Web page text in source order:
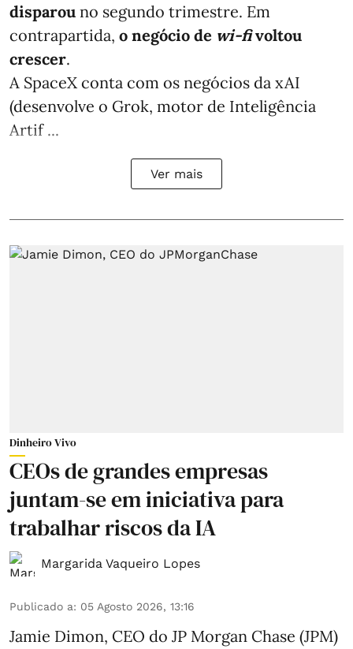
disparou no segundo trimestre. Em
contrapartida, o negócio de wi-fivoltou
crescer.
A SpaceX conta com os negócios da xAI
(desenvolve o Grok, motor de Inteligência
Artif ...
Ver mais
Dinheiro Vivo
CEOs de grandes empresas
juntam-se em iniciativa para
trabalhar riscos da IA
Margarida Vaqueiro Lopes
Publicado a: 05 Agosto 2026, 13:16
Jamie Dimon, CEO do JP Morgan Chase (JPM)